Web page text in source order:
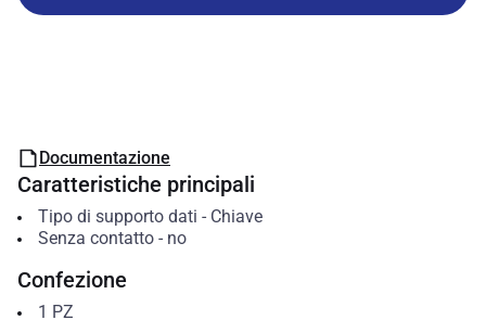
Documentazione
Caratteristiche principali
Tipo di supporto dati - Chiave
Senza contatto- no
Confezione
1 PZ